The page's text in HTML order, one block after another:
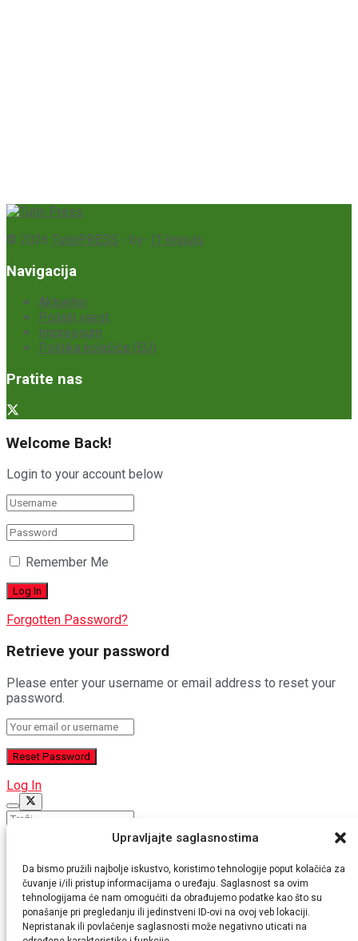
Upravljajte saglasnostima
Da bismo pružili najbolje iskustvo, koristimo tehnologije poput kolačića za
čuvanje i/ili pristup informacijama o uređaju. Saglasnost sa ovim
tehnologijama će nam omogućiti da obrađujemo podatke kao što su
ponašanje pri pregledanju ili jedinstveni ID-ovi na ovoj veb lokaciji.
Nepristanak ili povlačenje saglasnosti može negativno uticati na
© 2026 TutinPRESS - by- IT-Impuls
Navigacija
Aktuelno
Pošalji vijest
Impressum
Politika kolačića (EU)
Pratite nas
Welcome Back!
Login to your account below
Remember Me
Forgotten Password?
Retrieve your password
Please enter your username or email address to reset your
password.
Log In
POČETNA
NAJNOVIJE
VIJESTI
Aktuelno